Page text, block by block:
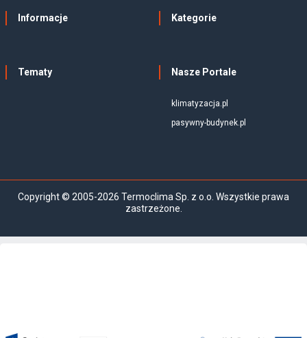
Informacje Kategorie
Tematy Nasze Portale
klimatyzacja.pl
pasywny-budynek.pl
Copyright © 2005-2026 Termoclima Sp. z o.o. Wszystkie prawa
zastrzeżone.